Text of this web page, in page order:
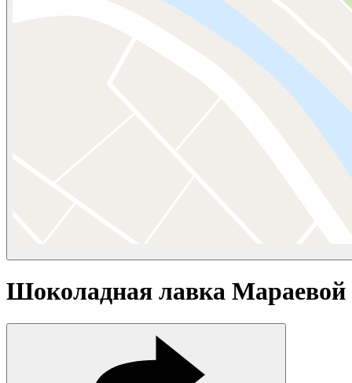
Шоколадная лавка Мараевой